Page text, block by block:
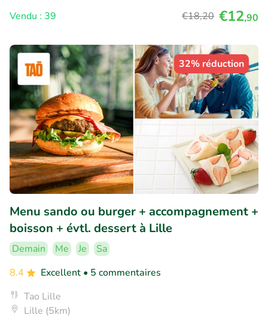
Vendu : 39
€18,20 €12,90
32% réduction
Menu sando ou burger + accompagnement +
boisson + évtl. dessert à Lille
Demain Me Je
Sa
8.4
Excellent • 5 commentaires
Tao Lille
Lille (5km)